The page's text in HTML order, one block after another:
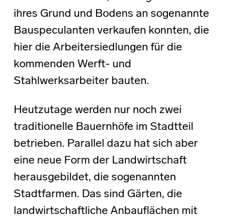
ihres Grund und Bodens an sogenannte
Bauspeculanten verkaufen konnten, die
hier die Arbeitersiedlungen für die
kommenden Werft- und
Stahlwerksarbeiter bauten.
Heutzutage werden nur noch zwei
traditionelle Bauernhöfe im Stadtteil
betrieben. Parallel dazu hat sich aber
eine neue Form der Landwirtschaft
herausgebildet, die sogenannten
Stadtfarmen. Das sind Gärten, die
landwirtschaftliche Anbauflächen mit